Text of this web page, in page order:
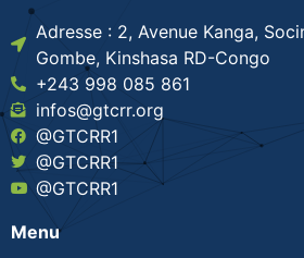
Adresse : 2, Avenue Kanga,
Gombe, Kinshasa RD-Congo
+243 998 085 861
infos@gtcrr.org
@GTCRR1
@GTCRR1
@GTCRR1
Menu